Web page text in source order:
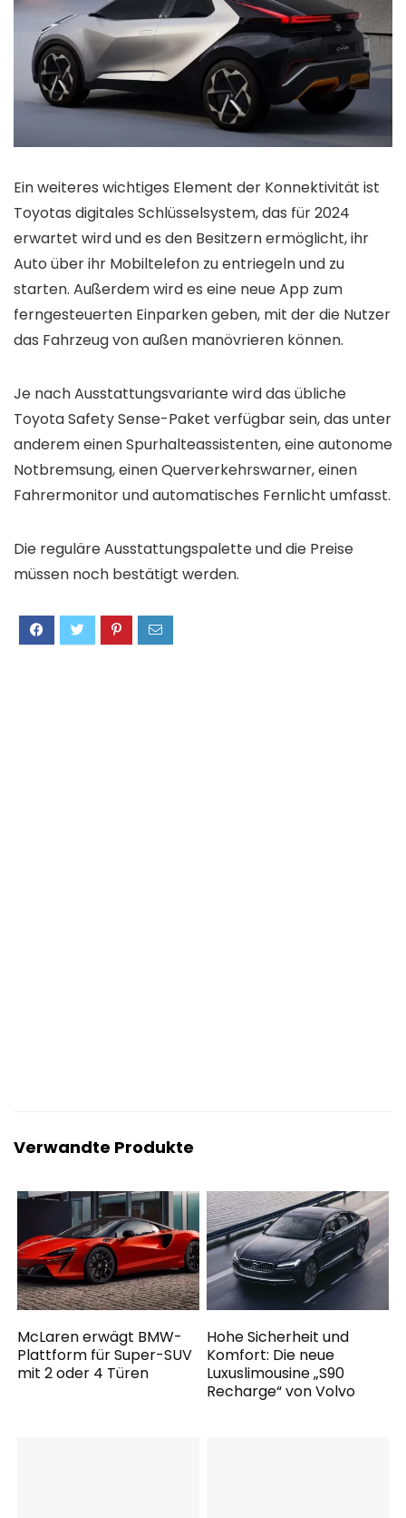
Ein weiteres wichtiges Element der Konnektivität ist
Toyotas digitales Schlüsselsystem, das für 2024
erwartet wird und es den Besitzern ermöglicht, ihr
Auto über ihr Mobiltelefon zu entriegeln und zu
starten. Außerdem wird es eine neue App zum
ferngesteuerten Einparken geben, mit der die Nutzer
das Fahrzeug von außen manövrieren können.
Je nach Ausstattungsvariante wird das übliche
Toyota Safety Sense-Paket verfügbar sein, das unter
anderem einen Spurhalteassistenten, eine autonome
Notbremsung, einen Querverkehrswarner, einen
Fahrermonitor und automatisches Fernlicht umfasst.
Die reguläre Ausstattungspalette und die Preise
müssen noch bestätigt werden.
Verwandte Produkte
McLaren erwägt BMW-
Plattform für Super-SUV
mit 2 oder 4 Türen
Hohe Sicherheit und
Komfort: Die neue
Luxuslimousine „S90
Recharge“ von Volvo